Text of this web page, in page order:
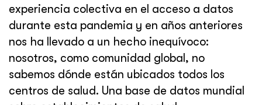
experiencia colectiva en el acceso a datos
durante esta pandemia y en años anteriores
nos ha llevado a un hecho inequívoco:
nosotros, como comunidad global, no
sabemos dónde están ubicados todos los
centros de salud. Una base de datos mundial